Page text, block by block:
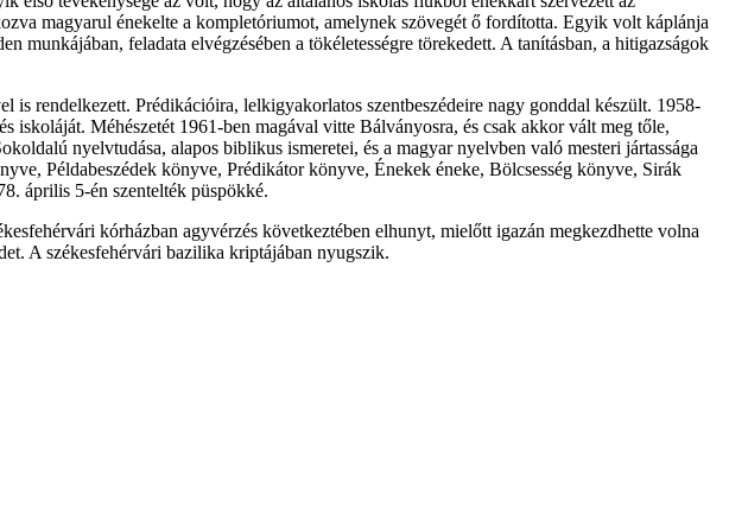
magyarul énekelte a kompletóriumot, amelynek szövegét ő fordította. Egyik volt káplánja
feladata elvégzésében a tökéletességre törekedett. A tanításban, a hitigazságok
is rendelkezett. Prédikációira, lelkigyakorlatos szentbeszédeire nagy gonddal készült. 1958-
iskoláját. Méhészetét 1961-ben magával vitte Bálványosra, és csak akkor vált meg tőle,
nyelvtudása, alapos biblikus ismeretei, és a magyar nyelvben való mesteri jártassága
Példabeszédek könyve, Prédikátor könyve, Énekek éneke, Bölcsesség könyve, Sirák
április 5-én szentelték püspökké.
kórházban agyvérzés következtében elhunyt, mielőtt igazán megkezdhette volna
A székesfehérvári bazilika kriptájában nyugszik.